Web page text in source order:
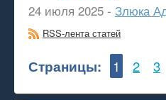
24 июля 2025 - Злюка
RSS-лента статей
Страницы: 1 2 3